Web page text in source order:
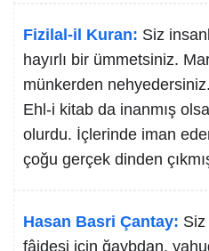
Fizilal-il Kuran: Siz
hayırlı bir ümmetsiniz.
münkerden nehyedersiniz.
Ehl-i kitab da inanmış
olurdu. İçlerinde iman
çoğu gerçek dinden
Hasan Basri Çantay: Siz
fâidesi için ğaybdan,